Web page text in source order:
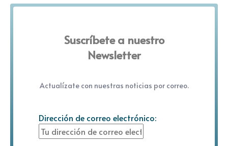
Suscríbete a nuestro
Newsletter
Actualízate con nuestras noticias por correo.
Dirección de correo electrónico: